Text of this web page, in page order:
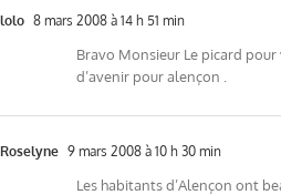
lolo 8 mars 2008 à 14 h 51 min
Bravo Monsieur Le picard
d’avenir pour alençon .
Roselyne 9 mars 2008 à 10 h 30 min
Les habitants d’Alençon ont